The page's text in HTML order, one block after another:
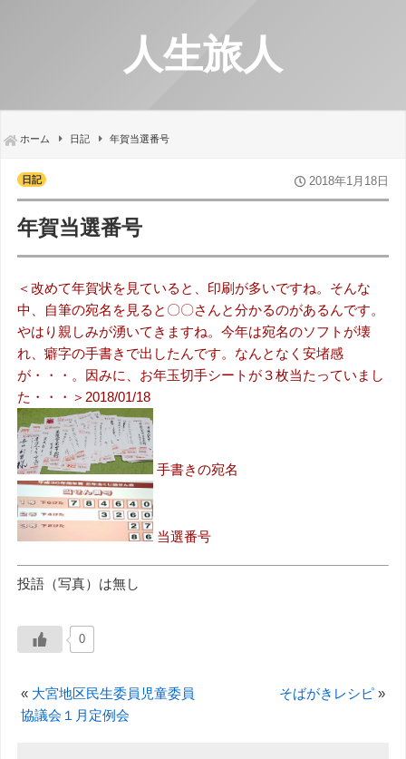
人生旅人
ホーム 日記 年賀当選番号
日記 2018年1月18日
年賀当選番号
＜改めて年賀状を見ていると、印刷が多いですね。そんな
中、自筆の宛名を見ると〇〇さんと分かるのがあるんです。
やはり親しみが湧いてきますね。今年は宛名のソフトが壊
れ、癖字の手書きで出したんです。なんとなく安堵感
が・・・。因みに、お年玉切手シートが３枚当たっていまし
た・・・＞2018/01/18
手書きの宛名
当選番号
投語（写真）は無し
0
« 大宮地区民生委員児童委員
協議会１月定例会
そばがきレシピ »